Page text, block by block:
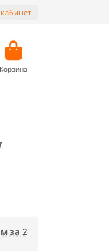
Корзина
за 2